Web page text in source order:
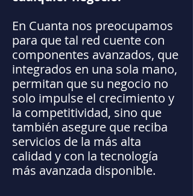
En Cuanta nos preocupamos
para que tal red cuente con
componentes avanzados, que
integrados en una sola mano,
permitan que su negocio no
solo impulse el crecimiento y
la competitividad, sino que
también asegure que reciba
servicios de la más alta
calidad y con la tecnología
más avanzada disponible.